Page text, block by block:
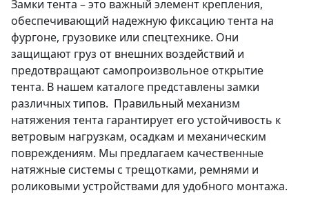
Замки тента – это важный элемент крепления,
обеспечивающий надежную фиксацию тента на
фургоне, грузовике или спецтехнике. Они
защищают груз от внешних воздействий и
предотвращают самопроизвольное открытие
тента. В нашем каталоге представлены замки
различных типов. Правильный механизм
натяжения тента гарантирует его устойчивость к
ветровым нагрузкам, осадкам и механическим
повреждениям. Мы предлагаем качественные
натяжные системы с трещотками, ремнями и
роликовыми устройствами для удобного монтажа.